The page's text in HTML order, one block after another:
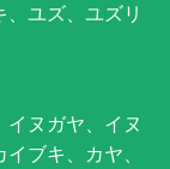
ユズ、ユズリ
ヌガヤ、イヌ
ブキ、カヤ、